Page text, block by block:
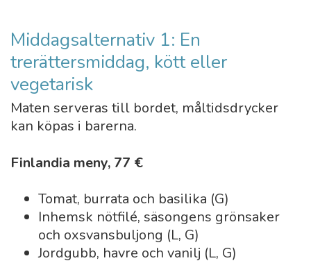
Middagsalternativ 1: En
trerättersmiddag, kött eller
vegetarisk
Maten serveras till bordet, måltidsdrycker
kan köpas i barerna.
Finlandia meny, 77 €
Tomat, burrata och basilika (G)
Inhemsk nötfilé, säsongens grönsaker
och oxsvansbuljong (L, G)
Jordgubb, havre och vanilj (L, G)